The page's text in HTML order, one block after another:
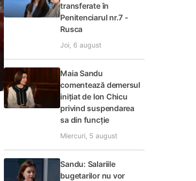
transferate în
Penitenciarul nr.7 -
Rusca
Joi, 6 august
Maia Sandu
comentează demersul
inițiat de Ion Chicu
privind suspendarea
sa din funcție
Miercuri, 5 august
Sandu: Salariile
bugetarilor nu vor